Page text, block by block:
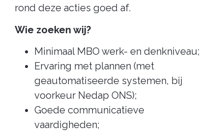
rond deze acties goed af.
Wie zoeken wij?
Minimaal MBO werk- en denkniveau;
Ervaring met plannen (met
geautomatiseerde systemen, bij
voorkeur Nedap ONS);
Goede communicatieve
vaardigheden;